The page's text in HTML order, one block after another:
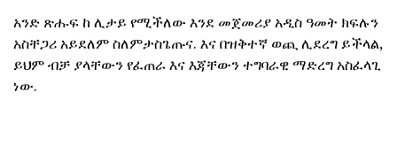
አንድ ጽሑፍ ከ ሊታይ የሚችለው እንደ መጀመሪያ አዲስ ዓመት ክፍሉን
አስቸጋሪ አይደለም ስለምታስጌጡና. እና በዝቅተኛ ወጪ ሊደረግ ይችላል,
ይህም ብቻ ያላቸውን የፈጠራ እና እጃቸውን ተግባራዊ ማድረግ አስፈላጊ
ነው.